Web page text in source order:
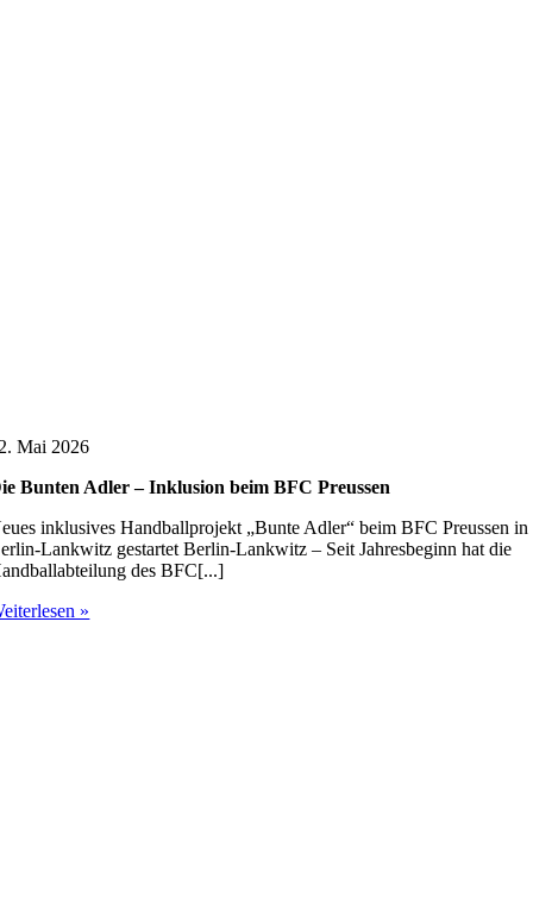
Mai 2026
Bunten Adler – Inklusion beim BFC Preussen
inklusives Handballprojekt „Bunte Adler“ beim BFC Preussen in
Lankwitz gestartet Berlin-Lankwitz – Seit Jahresbeginn hat die
des BFC[...]
»